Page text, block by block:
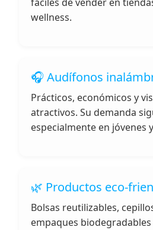
fáciles de vender en
wellness.
🎧 Audífonos
Prácticos, económicos y
atractivos. Su demanda
especialmente en jóvenes
🌿 Productos eco-
Bolsas reutilizables,
empaques